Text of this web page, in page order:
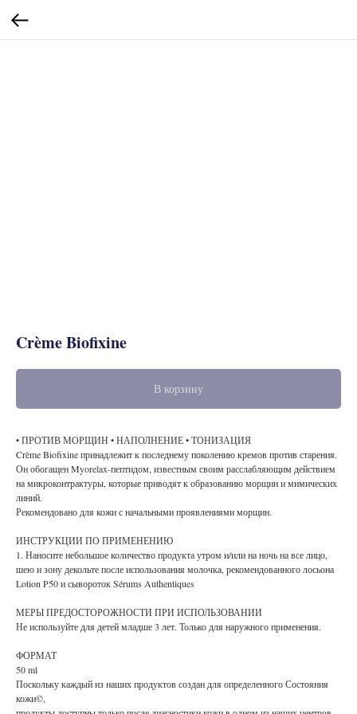
Crème Biofixine
В корзину
• ПРОТИВ МОРЩИН • НАПОЛНЕНИЕ • ТОНИЗАЦИЯ
Crème Biofixine принадлежит к последнему поколению кремов против старения.
Он обогащен Myorelax-пептидом, известным своим расслабляющим действием
на микроконтрактуры, которые приводят к образованию морщин и мимических
линий.
Рекомендовано для кожи с начальными проявлениями морщин.
ИНСТРУКЦИИ ПО ПРИМЕНЕНИЮ
1. Наносите небольшое количество продукта утром и/или на ночь на все лицо,
шею и зону декольте после использования молочка, рекомендованного лосьона
Lotion P50 и сывороток Sérums Authentiques
МЕРЫ ПРЕДОСТОРОЖНОСТИ ПРИ ИСПОЛЬЗОВАНИИ
Не используйте для детей младше 3 лет. Только для наружного применения.
ФОРМАТ
50 ml
Поскольку каждый из наших продуктов создан для определенного Состояния
кожи©,